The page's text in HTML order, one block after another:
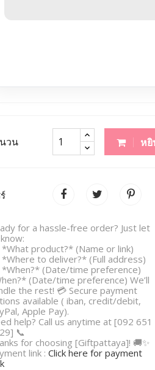
วน หยิ
for a hassle-free order? Just let
product?* (Name or link)
to deliver?* (Full address)
(Date/time preference)
(Date/time preference) We’ll
the rest! 💳 Secure payment
available ( iban, credit/debit,
Apple Pay).
help? Call us anytime at [092 651
📞
for choosing [Giftpattaya]! 🚚✨
link : Click here for payment